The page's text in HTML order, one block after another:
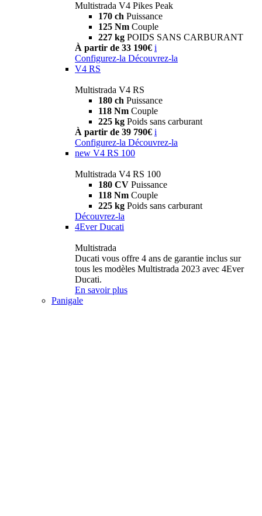
Multistrada V4 Pikes Peak
170 ch Puissance
125 Nm Couple
227 kg POIDS SANS CARBURANT
À partir de 33 190€ i
Configurez-la Découvrez-la
V4 RS
Multistrada V4 RS
180 ch Puissance
118 Nm Couple
225 kg Poids sans carburant
À partir de 39 790€ i
Configurez-la Découvrez-la
new V4 RS 100
Multistrada V4 RS 100
180 CV Puissance
118 Nm Couple
225 kg Poids sans carburant
Découvrez-la
4Ever Ducati
Multistrada
Ducati vous offre 4 ans de garantie inclus sur
tous les modèles Multistrada 2023 avec 4Ever
Ducati.
En savoir plus
Panigale